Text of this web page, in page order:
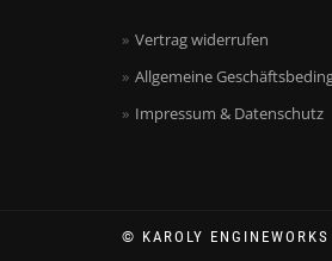
Vertrag widerrufen
Allgemeine
Impressum & Datenschutz
© KAROLY ENGINEWORKS